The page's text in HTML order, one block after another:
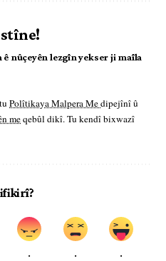
ê nûçeyên lezgîn yekser ji maîla
Polîtikaya Malpera Medipejînî û
meqebûl dikî. Tu kendî bixwazî
. . .